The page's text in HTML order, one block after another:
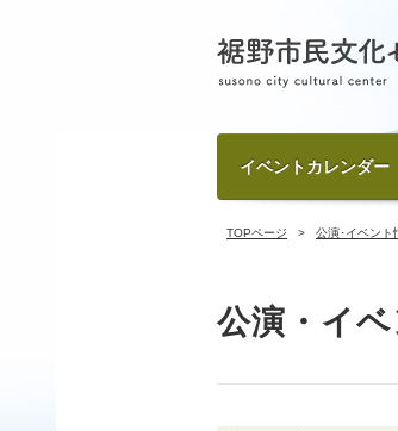
イベントカレンダー
TOPページ 公演･イベント
公演・イ